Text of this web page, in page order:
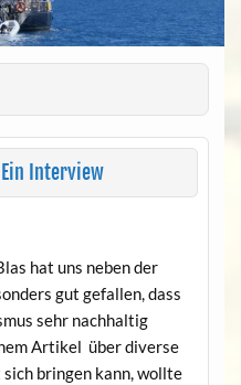
Interview
hat uns neben der
gut gefallen, dass
sehr nachhaltig
Artikel über diverse
bringen kann, wollte